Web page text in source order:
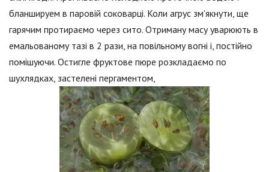
бланшируем в паровій соковарці. Коли агрус зм'якнути, ще
гарячим протираємо через сито. Отриману масу уварюють в
емальованому тазі в 2 рази, на повільному вогні і, постійно
помішуючи. Остигле фруктове пюре розкладаємо по
шухлядках, застелені пергаментом,